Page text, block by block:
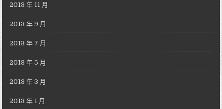
2013 年 11 月
2013 年 9 月
2013 年 7 月
2013 年 5 月
2013 年 3 月
2013 年 1 月